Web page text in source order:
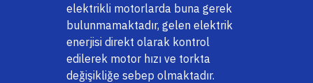
elektrikli motorlarda buna gerek
bulunmamaktadır, gelen elektrik
enerjisi direkt olarak kontrol
edilerek motor hızı ve torkta
değişikliğe sebep olmaktadır.